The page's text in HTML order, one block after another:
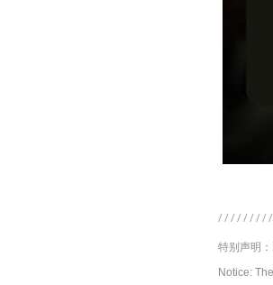
特别声明
Notice: